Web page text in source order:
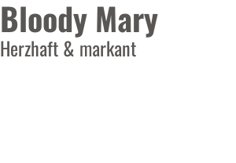
Bloody Mary
Herzhaft & markant